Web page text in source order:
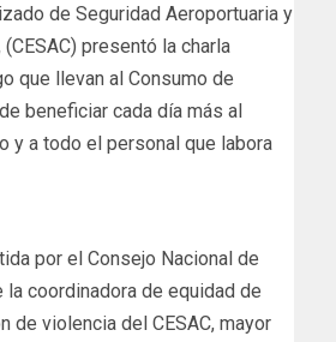
de Seguridad Aeroportuaria y
presentó la charla
que llevan al Consumo de
beneficiar cada día más al
y a todo el personal que labora
por el Consejo Nacional de
la coordinadora de equidad de
de violencia del CESAC, mayor